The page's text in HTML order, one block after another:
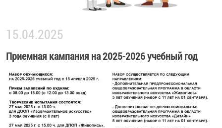
15.04.2025
Приемная кампания на 2025-2026 учебный год